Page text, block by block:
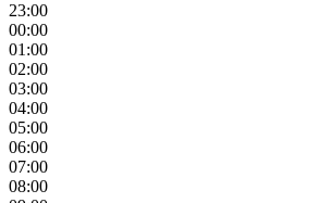
23:00
00:00
01:00
02:00
03:00
04:00
05:00
06:00
07:00
08:00